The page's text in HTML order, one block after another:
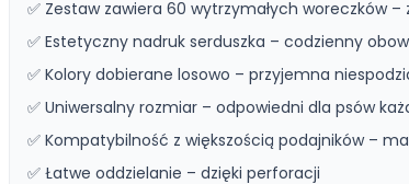
✅ Zestaw zawiera 60 wytrzymałych woreczków
✅ Estetyczny nadruk serduszka – codzienny
✅ Kolory dobierane losowo – przyjemna
✅ Uniwersalny rozmiar – odpowiedni dla psów
✅ Kompatybilność z większością podajników –
✅ Łatwe oddzielanie – dzięki perforacji